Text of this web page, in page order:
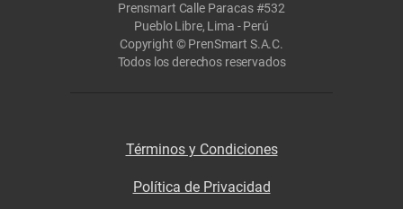
Prensmart Calle Paracas #532
Pueblo Libre, Lima - Perú
Copyright © PrenSmart S.A.C.
Todos los derechos reservados
Términos y Condiciones
Política de Privacidad